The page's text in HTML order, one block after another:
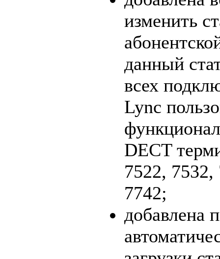
изменить
данный
всех
Lync
DECT
7522,
7742;
добавлена